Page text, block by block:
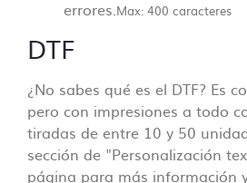
errores.Max: 400 caracteres
DTF
¿No sabes qué es el DTF? Es
pero con impresiones a todo
tiradas de entre 10 y 50
sección de "Personalización
página para más información